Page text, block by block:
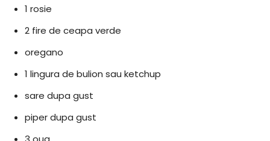
1 rosie
2 fire de ceapa verde
oregano
1 lingura de bulion sau ketchup
sare dupa gust
piper dupa gust